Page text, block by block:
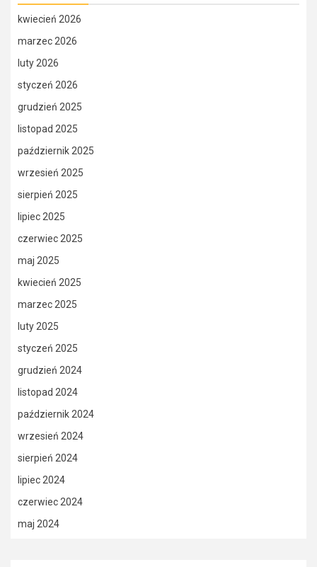
kwiecień 2026
marzec 2026
luty 2026
styczeń 2026
grudzień 2025
listopad 2025
październik 2025
wrzesień 2025
sierpień 2025
lipiec 2025
czerwiec 2025
maj 2025
kwiecień 2025
marzec 2025
luty 2025
styczeń 2025
grudzień 2024
listopad 2024
październik 2024
wrzesień 2024
sierpień 2024
lipiec 2024
czerwiec 2024
maj 2024